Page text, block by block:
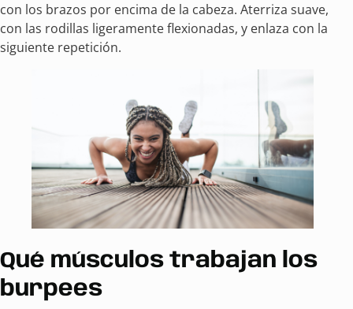
con los brazos por encima de la cabeza. Aterriza suave,
con las rodillas ligeramente flexionadas, y enlaza con la
siguiente repetición.
Qué músculos trabajan los
burpees